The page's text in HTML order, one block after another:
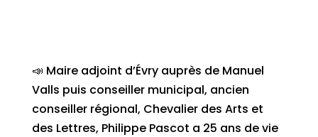
📣 Maire adjoint d’Évry auprès de Manuel
Valls puis conseiller municipal, ancien
conseiller régional, Chevalier des Arts et
des Lettres, Philippe Pascot a 25 ans de vie